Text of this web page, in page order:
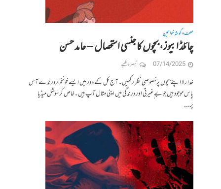
صحت•گوشہ خواتین
چائلڈ ابیوز، بچوں کا جنسی استحصال – حامد حسن
07/14/2025 تبصرہ لکھیے
خدا را! اپنے بچوں پر خصوصی نظر رکھیں۔ آج کل کے دور میں ایسے خونخوار درندے آس
پاس موجود ہیں جو بے ٍغیرتی اور درندگی میں اپنی مثال آپ ہیں۔خاص کر سوشل میڈیا
پر...